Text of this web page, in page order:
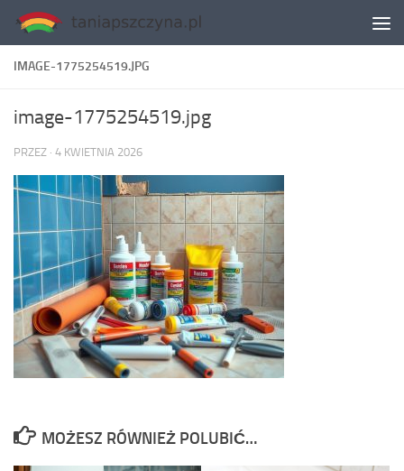
Skip to content
IMAGE-1775254519.JPG
image-1775254519.jpg
PRZEZ · 4 KWIETNIA 2026
MOŻESZ RÓWNIEŻ POLUBIĆ…